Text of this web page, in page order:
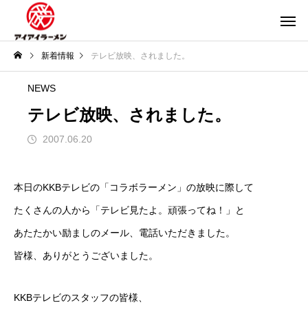
新着情報 テレビ放映、されました。
NEWS
テレビ放映、されました。
2007.06.20
本日のKKBテレビの「コラボラーメン」の放映に際して
たくさんの人から「テレビ見たよ。頑張ってね！」と
あたたかい励ましのメール、電話いただきました。
皆様、ありがとうございました。
KKBテレビのスタッフの皆様、